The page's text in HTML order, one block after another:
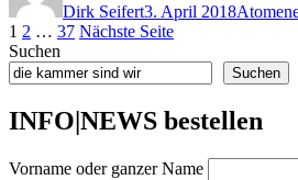
Dirk Seifert3. April 2018
Seitennummerierung
der
Beiträge
Seite
1 Seite
2 … Seite
37 Nächste Seite
Suchen
Suchen
INFO|NEWS bestellen
Vorname oder ganzer Name